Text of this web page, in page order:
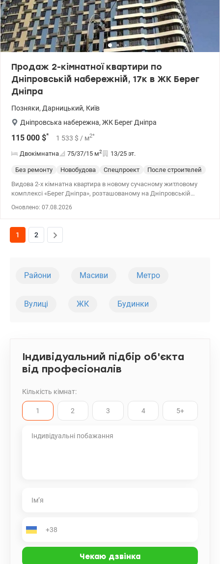
Продаж 2-кімнатної квартири по
Дніпровській набережній, 17к в ЖК Берег
Дніпра
Позняки, Дарницький, Київ
Дніпровська набережна, ЖК Берег Дніпра
115 000 $* 1 533 $ / м2*
Двокімнатна 75/37/15 м2 13/25 эт.
Без ремонту Новобудова Спецпроект
После строителей
Видова 2-х кімнатна квартира в новому сучасному житловому
комплексі «Берег Дніпра», розташованому на Дніпровській
Оновлено: 07.08.2026
1 2
Райони Масиви Метро
Вулиці ЖК Будинки
Індивідуальний підбір об'єкта
від професіоналів
Кількість кімнат:
1 2 3 4 5+